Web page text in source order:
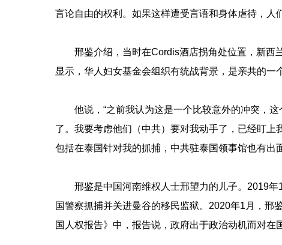
言论自由的权利。如果这样遭受言语和身体虐待，人
邢鉴介绍，当时在Cordis酒店拐角处位置，新西
显示，华人妇女基金会组织有统战背景，是亲共的一
他说，“之前我认为这是一个比较意外的冲突，
了。我要考虑他们（中共）要对我动手了，已经盯上
包括在泰国针对我的抓捕，中共驻泰国领事馆也有出
邢鉴是中国河南维权人士邢望力的儿子。2019
国警察抓捕并关进曼谷的移民监狱。2020年1月，邢
国人权报告》中，报告说，政府出于政治动机而对在